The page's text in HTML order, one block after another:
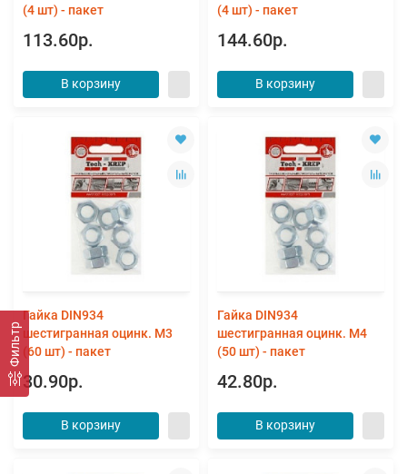
Фильтр
(4 шт) - пакет
113.60р.
В корзину
(4 шт) - пакет
144.60р.
В корзину
Гайка DIN934
шестигранная оцинк. М3
(60 шт) - пакет
30.90р.
В корзину
Гайка DIN934
шестигранная оцинк. М4
(50 шт) - пакет
42.80р.
В корзину